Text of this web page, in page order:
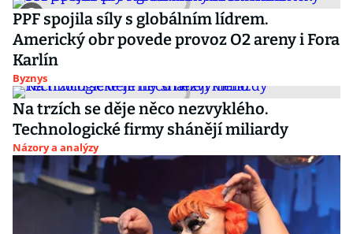
PPF spojila síly s globálním lídrem.
Americký obr povede provoz O2 areny i Fora
Karlín
Byznys
Na trzích se děje něco nezvyklého.
Technologické firmy shánějí miliardy
Názory a analýzy